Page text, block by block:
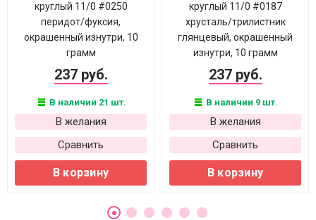
круглый 11/0 #0250
перидот/фуксия,
окрашенный изнутри, 10
грамм
237 руб.
В наличии 21 шт.
В желания
Сравнить
В корзину
круглый 11/0 #0187
хрусталь/трилистник
глянцевый, окрашенный
изнутри, 10 грамм
237 руб.
В наличии 9 шт.
В желания
Сравнить
В корзину